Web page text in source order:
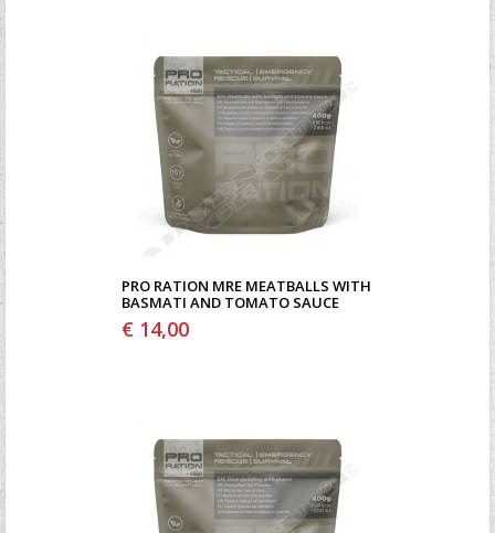
PRO RATION MRE MEATBALLS WITH
BASMATI AND TOMATO SAUCE
€ 14,00